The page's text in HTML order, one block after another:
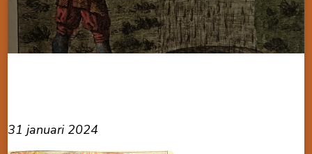
31 januari 2024